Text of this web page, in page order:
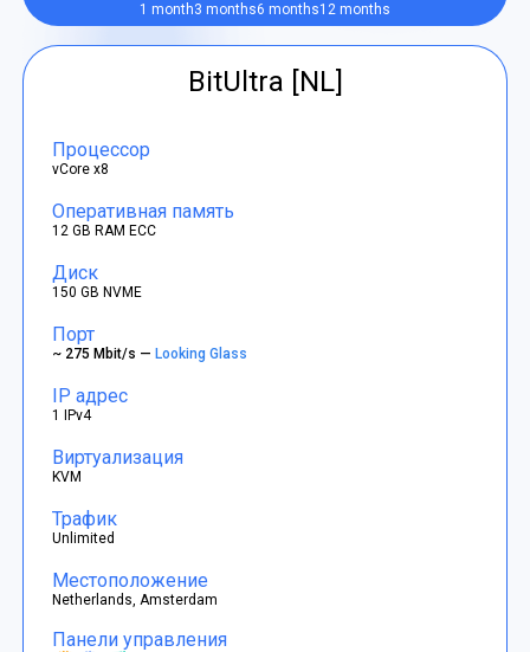
1 month3 months6 months12 months
BitUltra [NL]
Процессор
vCore x8
Оперативная память
12 GB RAM ECC
Диск
150 GB NVME
Порт
~ 275 Mbit/s —Looking Glass
IP адрес
1 IPv4
Виртуализация
KVM
Трафик
Unlimited
Местоположение
Netherlands, Amsterdam
Панели управления